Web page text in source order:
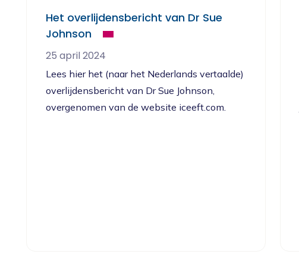
Het overlijdensbericht van Dr Sue
Johnson
25 april 2024
Lees hier het (naar het Nederlands vertaalde)
overlijdensbericht van Dr Sue Johnson,
overgenomen van de website iceeft.com.